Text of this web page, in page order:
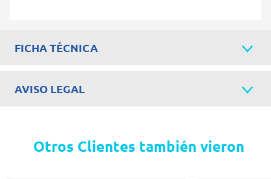
FICHA TÉCNICA
AVISO LEGAL
Otros Clientes también vieron